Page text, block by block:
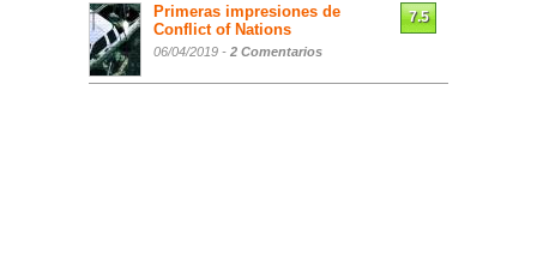
Primeras impresiones de
Conflict of Nations
06/04/2019 - 2 Comentarios
7.5